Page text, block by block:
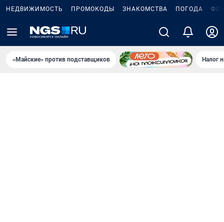
НЕДВИЖИМОСТЬ ПРОМОКОДЫ ЗНАКОМСТВА ПОГОДА
«Майские» против подставщиков Налог